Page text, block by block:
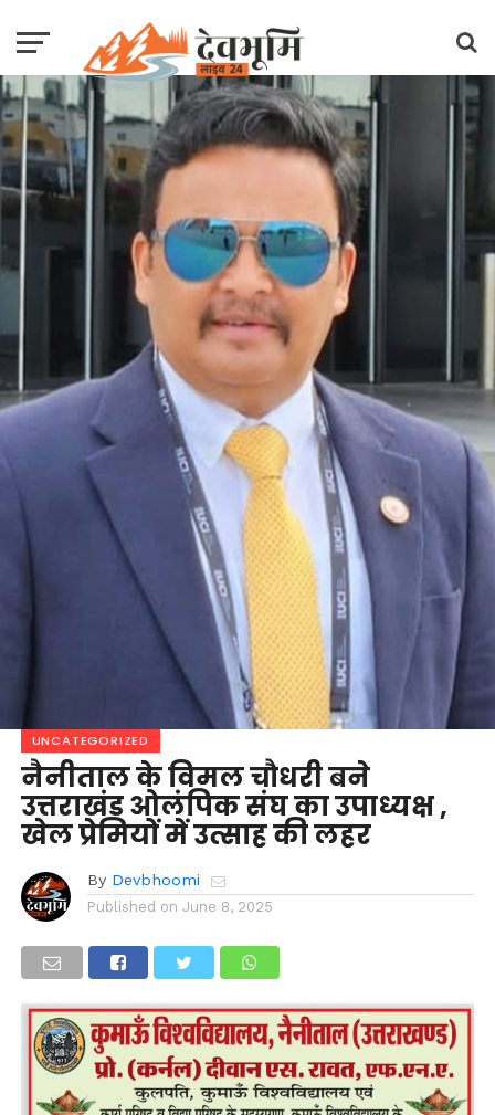
UNCATEGORIZED
नैनीताल के विमल चौधरी बने
उत्तराखंड ओलंपिक संघ का उपाध्यक्ष ,
खेल प्रेमियों में उत्साह की लहर
By Devbhoomi
Published on June 8, 2025